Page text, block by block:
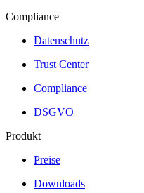
Compliance
Datenschutz
Trust Center
Compliance
DSGVO
Produkt
Preise
Downloads